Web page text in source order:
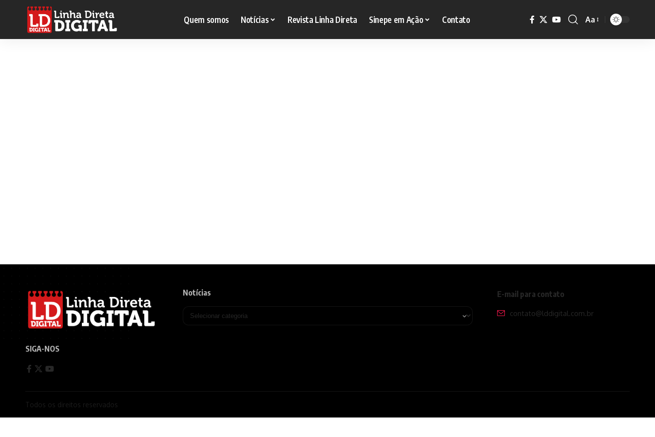
Quem somos Notícias Revista Linha Direta Sinepe em Ação Contato Aa
SIGA-NOS
Notícias E-mail para contato
contato@lddigital.com.br
Todos os direitos reservados